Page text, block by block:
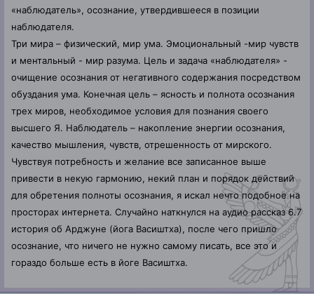
«наблюдатель», осознание, утвердившееся в позиции
наблюдателя.
Три мира – физический, мир ума. Эмоциональный -мир чувств
и ментальный - мир разума. Цель и задача «наблюдателя» -
очищение осознания от негативного содержания посредством
обуздания ума. Конечная цель – ясность и полнота осознания
трех миров, необходимое условия для познания своего
высшего Я. Наблюдатель – накопление энергии осознания,
качество мышления, чувств, отрешенность от мирского.
Чувствуя потребность и желание все записанное выше
привести в некую гармонию, некий план и порядок действий
для обретения полноты осознания, я искал нечто подобное на
просторах интернета. Случайно наткнулся на аудио рассказ 6.7
история об Арджуне (йога Васиштха), после чего пришло
осознание, что ничего не нужно самому писать, все это и
гораздо больше есть в йоге Васиштха.